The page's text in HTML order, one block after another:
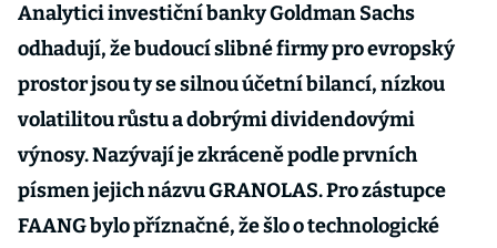
Analytici investiční banky Goldman Sachs
odhadují, že budoucí slibné firmy pro evropský
prostor jsou ty se silnou účetní bilancí, nízkou
volatilitou růstu a dobrými dividendovými
výnosy. Nazývají je zkráceně podle prvních
písmen jejich názvu GRANOLAS. Pro zástupce
FAANG bylo příznačné, že šlo o technologické